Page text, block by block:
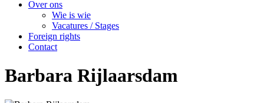
Over ons
Wie is wie
Vacatures / Stages
Foreign rights
Contact
Barbara Rijlaarsdam